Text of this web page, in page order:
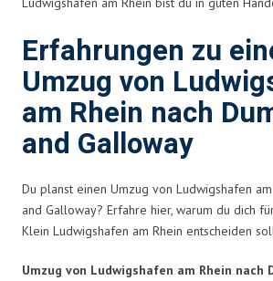
Erfahrungen zu
Umzug von
am Rhein nach
and Galloway
Du planst einen Umzug von Ludwigshafen
and Galloway? Erfahre hier, warum du dich
Klein Ludwigshafen am Rhein entscheiden
Umzug von Ludwigshafen am Rhein nach